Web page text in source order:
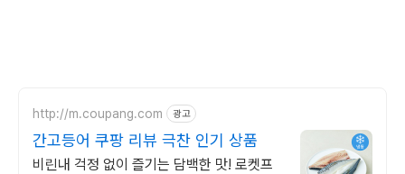
http://m.coupang.com 광고
간고등어 쿠팡 리뷰 극찬 인기 상품
비린내 걱정 없이 즐기는 담백한 맛! 로켓프